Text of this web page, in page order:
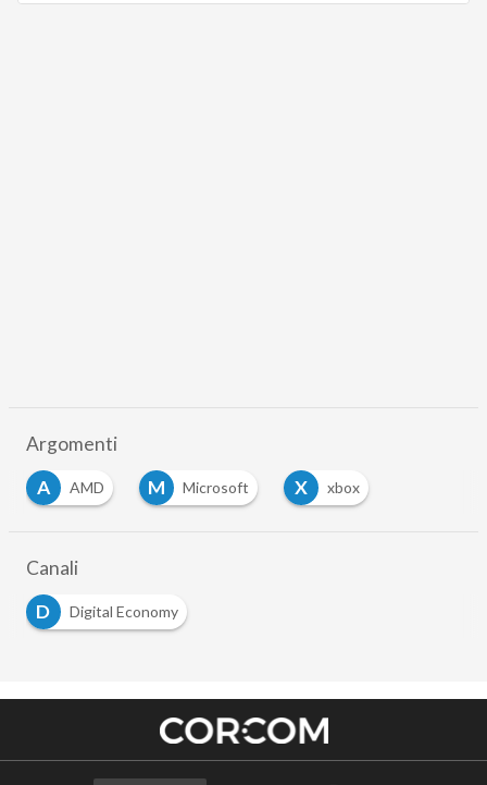
Argomenti
A
AMD M Microsoft X xbox
Canali
D
Digital Economy